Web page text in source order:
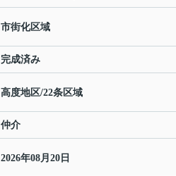
市街化区域
完成済み
高度地区/22条区域
仲介
2026年08月20日